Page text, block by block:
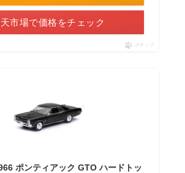
市場で価格をチェック
ポチップ
ポンティアック GTO ハードトッ